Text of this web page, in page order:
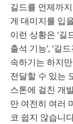
길드를 언제까
게 대미지를 입
이런 상황은 ‘길
출석 기능’, ‘길
속하기는 하지
전달할 수 있는
스톤에 걸친 개
만 여전히 여러
코 쉽지 않습니